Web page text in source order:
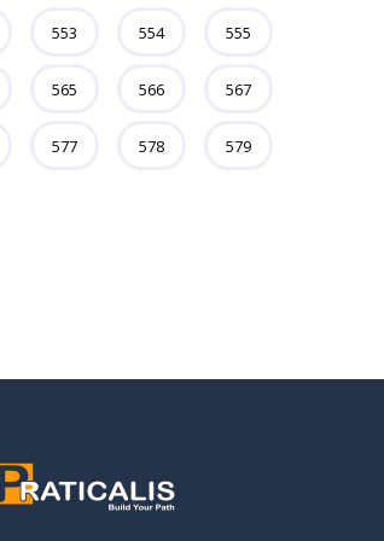
553 554 555
565 566 567
577 578 579